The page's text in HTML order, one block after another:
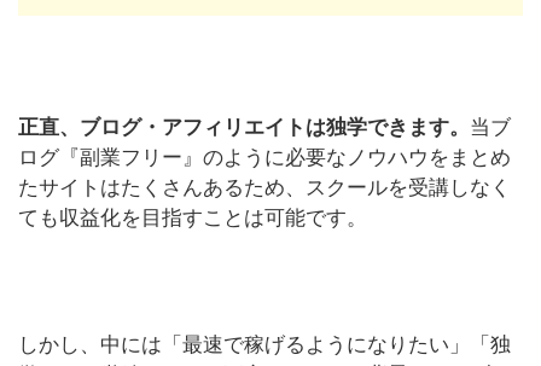
正直、ブログ・アフィリエイトは独学できます。 当ブ
ログ『副業フリー』のように必要なノウハウをまとめ
たサイトはたくさんあるため、スクールを受講しなく
ても収益化を目指すことは可能です。
しかし、中には「最速で稼げるようになりたい」「独